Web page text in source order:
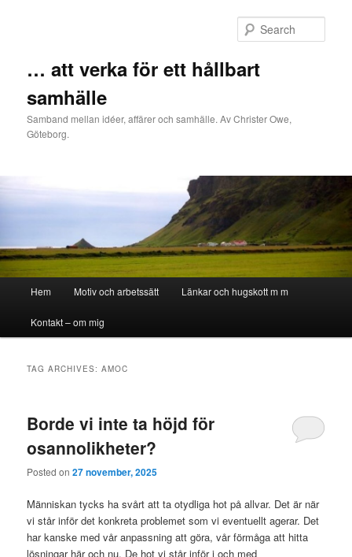
… att verka för ett hållbart
samhälle
Samband mellan idéer, affärer och samhälle. Av Christer Owe,
Göteborg.
Skip to primary content
Skip to secondary content
Hem Motiv och arbetssätt Länkar och hugskott m m
Kontakt – om mig
TAG ARCHIVES:AMOC
Borde vi inte ta höjd för
osannolikheter?
Posted on27 november, 2025
Människan tycks ha svårt att ta otydliga hot på allvar. Det är när
vi står inför det konkreta problemet som vi eventuellt agerar. Det
har kanske med vår anpassning att göra, vår förmåga att hitta
lösningar här och nu. De hot vi står inför i och med